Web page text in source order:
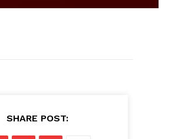
SHARE POST: